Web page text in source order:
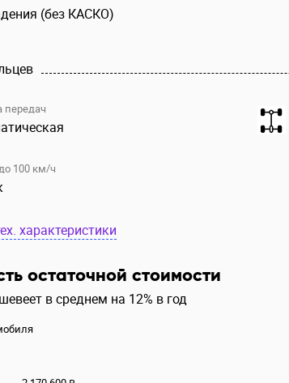
(без КАСКО)
передач
100 км/ч
характеристики
остаточной стоимости
в среднем на 12% в год